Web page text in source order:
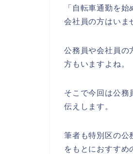
「自転車通勤を
会社員の方はいま
公務員や会社員の
方もいますよね。
そこで今回は公務
伝えします。
筆者も特別区の公
をもとにおすすめ